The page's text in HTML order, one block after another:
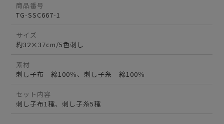
商品番号
TG-SSC667-1
サイズ
約32×37cm/5色刺し
素材
刺し子布 綿100％、刺し子糸 綿100％
セット内容
刺し子布1種、刺し子糸5種